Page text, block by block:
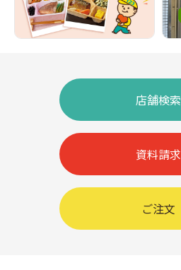
店舗検索
資料請求
ご注文